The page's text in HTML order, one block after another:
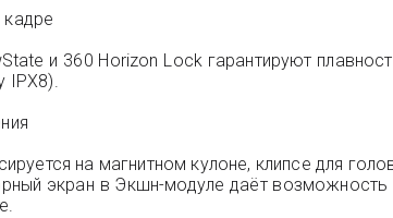
и 360 Horizon Lock гарантируют
IPX8).
на магнитном кулоне, клипсе для
экран в Экшн-модуле даёт